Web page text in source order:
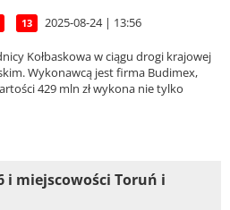
13 2025-08-24 | 13:56
Kołbaskowa w ciągu drogi krajowej
Wykonawcą jest firma Budimex,
429 mln zł wykona nie tylko
i miejscowości Toruń i